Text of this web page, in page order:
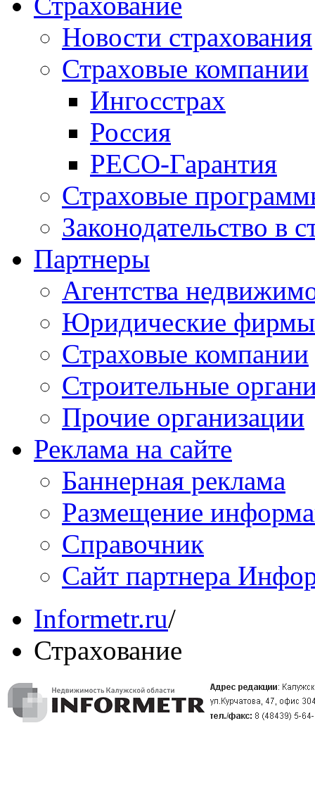
Новости страхования
Страховые компании
Ингосстрах
Россия
РЕСО-Гарантия
Страховые
Законодательство в
Партнеры
Агентства
Юридические фирмы
Страховые компании
Строительные
Прочие организации
Реклама на сайте
Баннерная реклама
Размещение
Справочник
Сайт партнера
Informetr.ru/
Страхование